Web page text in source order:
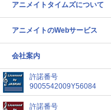
アニメイトタイムズについて
アニメイトのWebサービス
会社案内
許諾番号
9005542009Y56084
許諾番号